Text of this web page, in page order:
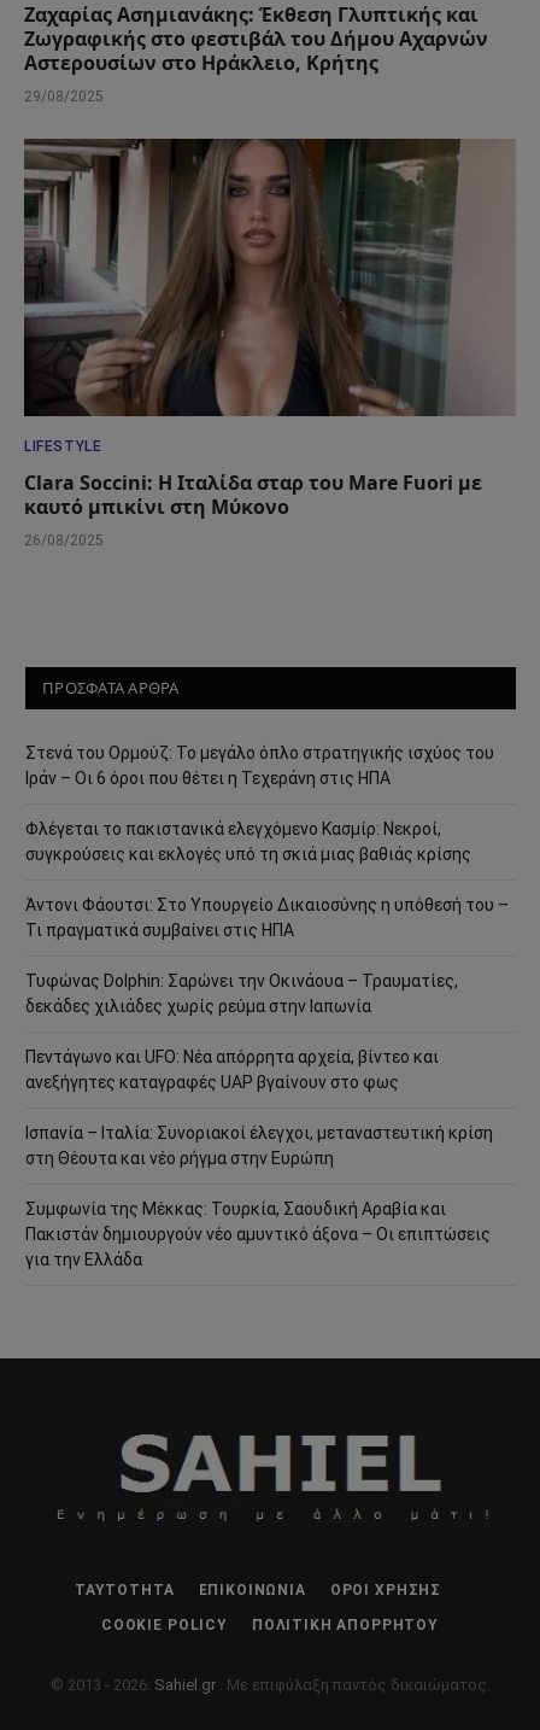
Ζαχαρίας Ασημιανάκης: Έκθεση Γλυπτικής και
Ζωγραφικής στο φεστιβάλ του Δήμου Αχαρνών
Αστερουσίων στο Ηράκλειο, Κρήτης
29/08/2025
LIFESTYLE
Clara Soccini: Η Ιταλίδα σταρ του Mare Fuori με
καυτό μπικίνι στη Μύκονο
26/08/2025
ΠΡΟΣΦΑΤΑ ΑΡΘΡΑ
Στενά του Ορμούζ: Το μεγάλο όπλο στρατηγικής ισχύος του
Ιράν – Οι 6 όροι που θέτει η Τεχεράνη στις ΗΠΑ
Φλέγεται το πακιστανικά ελεγχόμενο Κασμίρ: Νεκροί,
συγκρούσεις και εκλογές υπό τη σκιά μιας βαθιάς κρίσης
Άντονι Φάουτσι: Στο Υπουργείο Δικαιοσύνης η υπόθεσή του –
Τι πραγματικά συμβαίνει στις ΗΠΑ
Τυφώνας Dolphin: Σαρώνει την Οκινάουα – Τραυματίες,
δεκάδες χιλιάδες χωρίς ρεύμα στην Ιαπωνία
Πεντάγωνο και UFO: Νέα απόρρητα αρχεία, βίντεο και
ανεξήγητες καταγραφές UAP βγαίνουν στο φως
Ισπανία – Ιταλία: Συνοριακοί έλεγχοι, μεταναστευτική κρίση
στη Θέουτα και νέο ρήγμα στην Ευρώπη
Συμφωνία της Μέκκας: Τουρκία, Σαουδική Αραβία και
Πακιστάν δημιουργούν νέο αμυντικό άξονα – Οι επιπτώσεις
για την Ελλάδα
ΤΑΥΤΌΤΗΤΑ ΕΠΙΚΟΙΝΩΝΊΑ ΌΡΟΙ ΧΡΉΣΗΣ
COOKIE POLICY ΠΟΛΙΤΙΚΉ ΑΠΟΡΡΉΤΟΥ
© 2013 - 2026: Sahiel.gr . Με επιφύλαξη παντός δικαιώματος.